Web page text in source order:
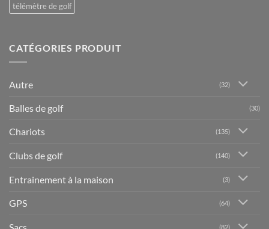
télémètre de golf
CATÉGORIES PRODUIT
Autre (32)
Balles de golf (30)
Chariots (135)
Clubs de golf (140)
Entrainement à la maison (3)
GPS (64)
(82)